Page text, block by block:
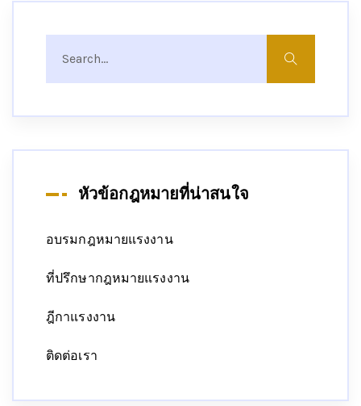
หัวข้อกฎหมายที่น่าสนใจ
อบรมกฎหมายแรงงาน
ที่ปรึกษากฎหมายแรงงาน
ฎีกาแรงงาน
ติดต่อเรา